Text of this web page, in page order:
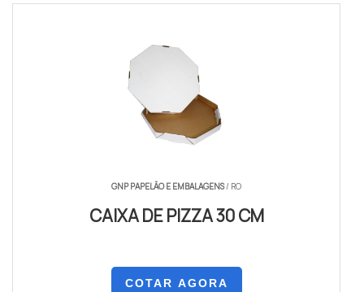
GNP PAPELÃO E EMBALAGENS/ RO
CAIXA DE PIZZA 30 CM
COTAR AGORA